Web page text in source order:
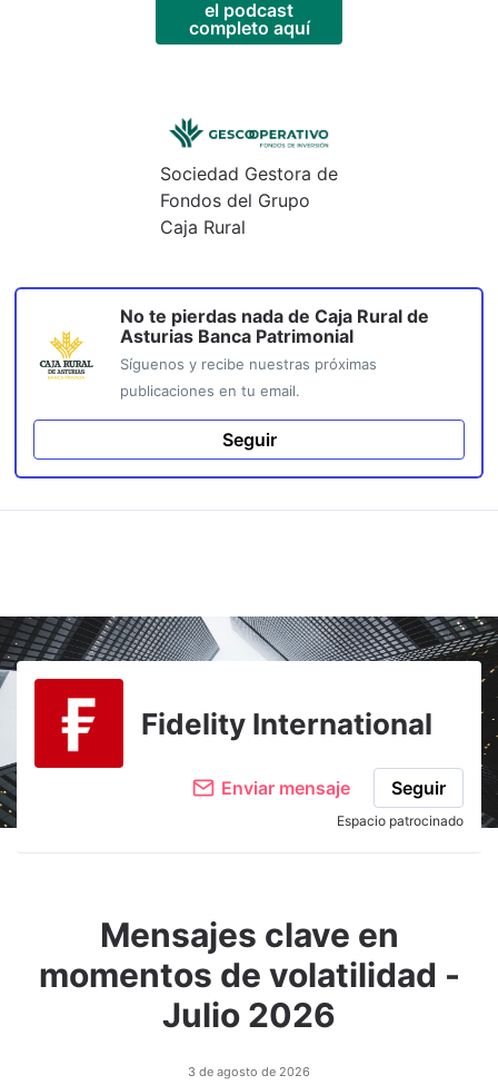
el podcast
completo aquí
Sociedad Gestora de
Fondos del Grupo
Caja Rural
No te pierdas nada de Caja Rural de
Asturias Banca Patrimonial
Síguenos y recibe nuestras próximas
publicaciones en tu email.
Seguir
Fidelity International
Enviar mensaje Seguir
Espacio patrocinado
Mensajes clave en
momentos de volatilidad -
Julio 2026
3 de agosto de 2026